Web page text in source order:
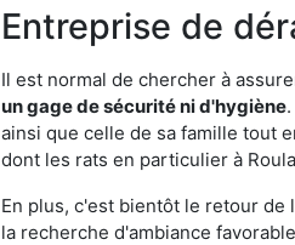
Entreprise de
Il est normal de chercher à
un gage de sécurité ni d'hygiène
ainsi que celle de sa famille tout
dont les rats en particulier à
En plus, c'est bientôt le retour
la recherche d'ambiance